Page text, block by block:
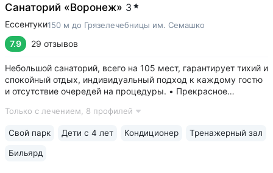
Санаторий «Воронеж» 3
Ессентуки150 м до Грязелечебницы им. Семашко
7.9 29 отзывов
Небольшой санаторий, всего на 105 мест, гарантирует тихий и
спокойный отдых, индивидуальный подход к каждому гостю
и отсутствие очередей на процедуры. • Прекрасное
грязелечебницы им. Семашко, рядом со входом в парк и
Только с лечением, 8 профилей
Свой парк Дети с 4 лет Кондиционер Тренажерный зал
Бильярд